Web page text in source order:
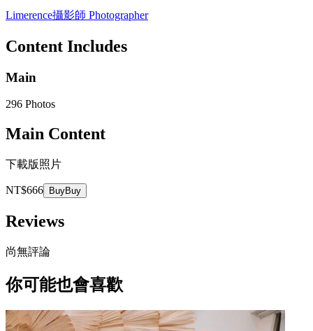
Limerence攝影師 Photographer
Content Includes
Main
296 Photos
Main Content
下載版照片
NT$666 BuyBuy
Reviews
尚無評論
你可能也會喜歡